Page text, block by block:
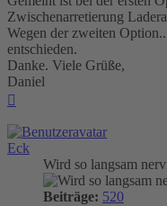
Zwischenarretierung
Wegen der zweiten
entschieden.
Danke. Viele Grüße,
Daniel
Eck
Wird so langsam
Beiträge: 520